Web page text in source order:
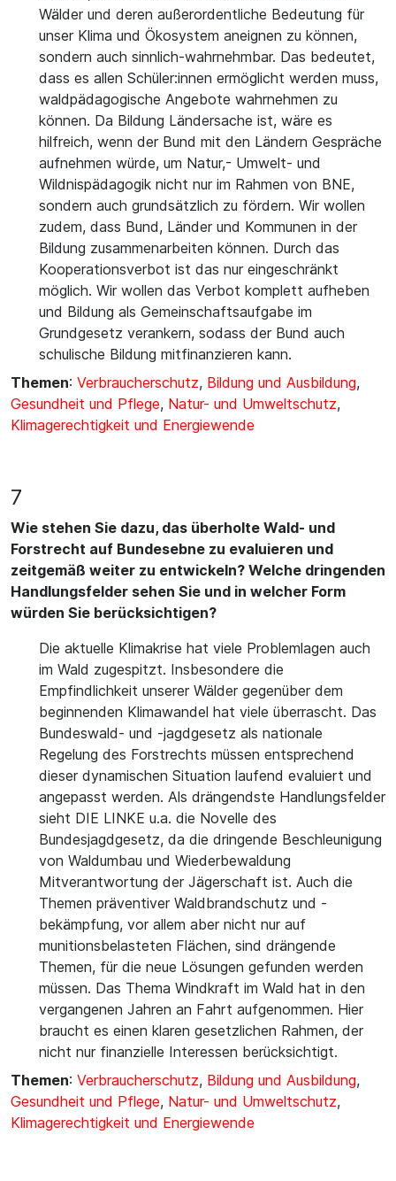
Wälder und deren außerordentliche Bedeutung für
unser Klima und Ökosystem aneignen zu können,
sondern auch sinnlich-wahrnehmbar. Das bedeutet,
dass es allen Schüler:innen ermöglicht werden muss,
waldpädagogische Angebote wahrnehmen zu
können. Da Bildung Ländersache ist, wäre es
hilfreich, wenn der Bund mit den Ländern Gespräche
aufnehmen würde, um Natur,- Umwelt- und
Wildnispädagogik nicht nur im Rahmen von BNE,
sondern auch grundsätzlich zu fördern. Wir wollen
zudem, dass Bund, Länder und Kommunen in der
Bildung zusammenarbeiten können. Durch das
Kooperationsverbot ist das nur eingeschränkt
möglich. Wir wollen das Verbot komplett aufheben
und Bildung als Gemeinschaftsaufgabe im
Grundgesetz verankern, sodass der Bund auch
schulische Bildung mitfinanzieren kann.
Themen: Verbraucherschutz, Bildung und Ausbildung,
Gesundheit und Pflege, Natur- und Umweltschutz,
Klimagerechtigkeit und Energiewende
7
Wie stehen Sie dazu, das überholte Wald- und
Forstrecht auf Bundesebne zu evaluieren und
zeitgemäß weiter zu entwickeln? Welche dringenden
Handlungsfelder sehen Sie und in welcher Form
würden Sie berücksichtigen?
Die aktuelle Klimakrise hat viele Problemlagen auch
im Wald zugespitzt. Insbesondere die
Empfindlichkeit unserer Wälder gegenüber dem
beginnenden Klimawandel hat viele überrascht. Das
Bundeswald- und -jagdgesetz als nationale
Regelung des Forstrechts müssen entsprechend
dieser dynamischen Situation laufend evaluiert und
angepasst werden. Als drängendste Handlungsfelder
sieht DIE LINKE u.a. die Novelle des
Bundesjagdgesetz, da die dringende Beschleunigung
von Waldumbau und Wiederbewaldung
Mitverantwortung der Jägerschaft ist. Auch die
Themen präventiver Waldbrandschutz und -
bekämpfung, vor allem aber nicht nur auf
munitionsbelasteten Flächen, sind drängende
Themen, für die neue Lösungen gefunden werden
müssen. Das Thema Windkraft im Wald hat in den
vergangenen Jahren an Fahrt aufgenommen. Hier
braucht es einen klaren gesetzlichen Rahmen, der
nicht nur finanzielle Interessen berücksichtigt.
Themen: Verbraucherschutz, Bildung und Ausbildung,
Gesundheit und Pflege, Natur- und Umweltschutz,
Klimagerechtigkeit und Energiewende